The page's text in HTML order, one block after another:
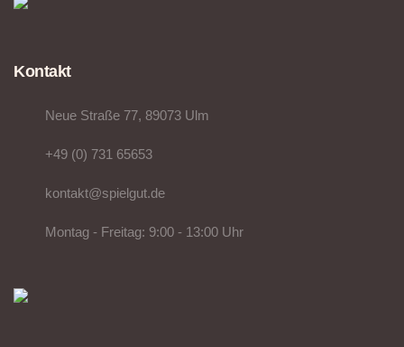
Kontakt
Neue Straße 77, 89073 Ulm
+49 (0) 731 65653
kontakt@spielgut.de
Montag - Freitag: 9:00 - 13:00 Uhr